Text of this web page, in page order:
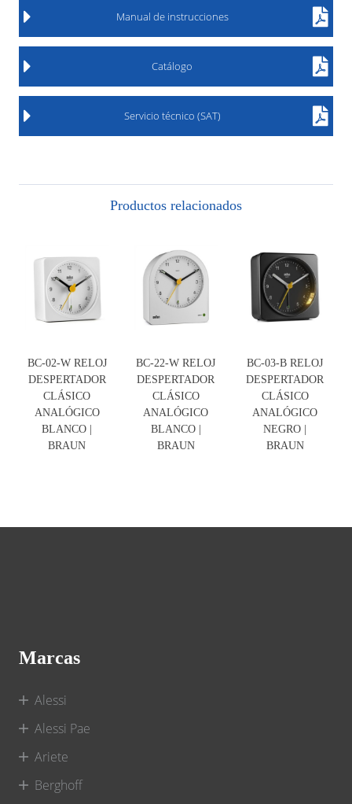
Manual de instrucciones
Catálogo
Servicio técnico (SAT)
Productos relacionados
BC-02-W RELOJ
DESPERTADOR
CLÁSICO
ANALÓGICO
BLANCO |
BRAUN
BC-22-W RELOJ
DESPERTADOR
CLÁSICO
ANALÓGICO
BLANCO |
BRAUN
BC-03-B RELOJ
DESPERTADOR
CLÁSICO
ANALÓGICO
NEGRO |
BRAUN
Marcas
Alessi
Alessi Pae
Ariete
Berghoff